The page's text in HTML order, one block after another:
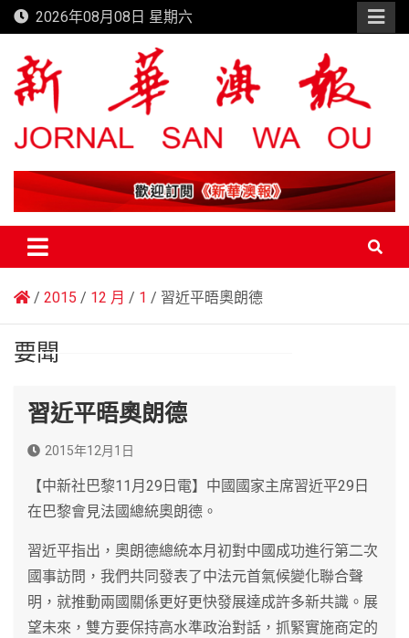
Skip
to
content
2026年08月08日 星期六
新華澳報
2015 12 月 1 習近平晤奧朗德
要聞
習近平晤奧朗德
2015年12月1日
【中新社巴黎11月29日電】中國國家主席習近平29日
在巴黎會見法國總統奧朗德。
習近平指出，奧朗德總統本月初對中國成功進行第二次
國事訪問，我們共同發表了中法元首氣候變化聯合聲
明，就推動兩國關係更好更快發展達成許多新共識。展
望未來，雙方要保持高水準政治對話，抓緊實施商定的